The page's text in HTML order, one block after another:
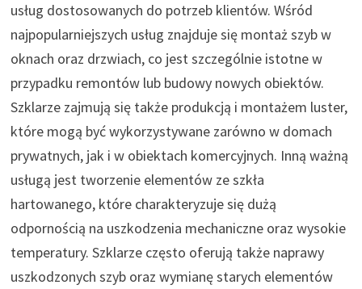
usług dostosowanych do potrzeb klientów. Wśród
najpopularniejszych usług znajduje się montaż szyb w
oknach oraz drzwiach, co jest szczególnie istotne w
przypadku remontów lub budowy nowych obiektów.
Szklarze zajmują się także produkcją i montażem luster,
które mogą być wykorzystywane zarówno w domach
prywatnych, jak i w obiektach komercyjnych. Inną ważną
usługą jest tworzenie elementów ze szkła
hartowanego, które charakteryzuje się dużą
odpornością na uszkodzenia mechaniczne oraz wysokie
temperatury. Szklarze często oferują także naprawy
uszkodzonych szyb oraz wymianę starych elementów